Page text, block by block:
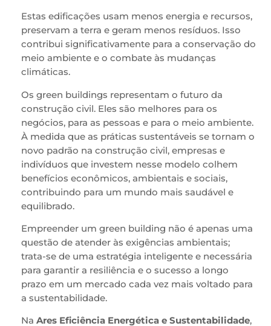
Estas edificações usam menos energia e recursos,
preservam a terra e geram menos resíduos. Isso
contribui significativamente para a conservação do
meio ambiente e o combate às mudanças
climáticas.
Os green buildings representam o futuro da
construção civil. Eles são melhores para os
negócios, para as pessoas e para o meio ambiente.
À medida que as práticas sustentáveis se tornam o
novo padrão na construção civil, empresas e
indivíduos que investem nesse modelo colhem
benefícios econômicos, ambientais e sociais,
contribuindo para um mundo mais saudável e
equilibrado.
Empreender um green building não é apenas uma
questão de atender às exigências ambientais;
trata-se de uma estratégia inteligente e necessária
para garantir a resiliência e o sucesso a longo
prazo em um mercado cada vez mais voltado para
a sustentabilidade.
Na Ares Eficiência Energética e Sustentabilidade,